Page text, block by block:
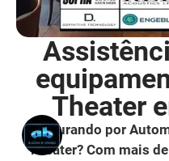
Theater
Procurando por
Theater? Com mais